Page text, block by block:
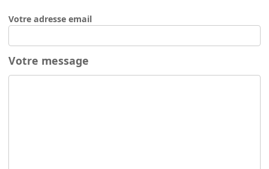
Votre adresse email
Votre message